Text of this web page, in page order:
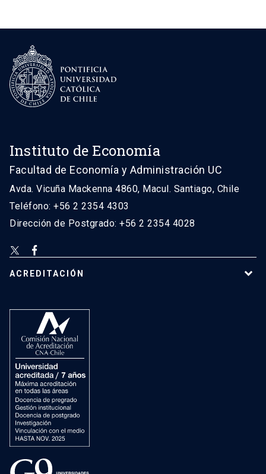
Instituto de Economía
Facultad de Economía y Administración UC
Avda. Vicuña Mackenna 4860, Macul. Santiago, Chile
Teléfono: +56 2 2354 4303
Dirección de Postgrado: +56 2 2354 4028
ACREDITACIÓN